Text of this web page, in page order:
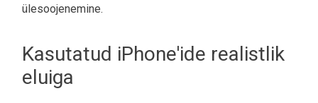
ülesoojenemine.
Kasutatud iPhone'ide realistlik
eluiga